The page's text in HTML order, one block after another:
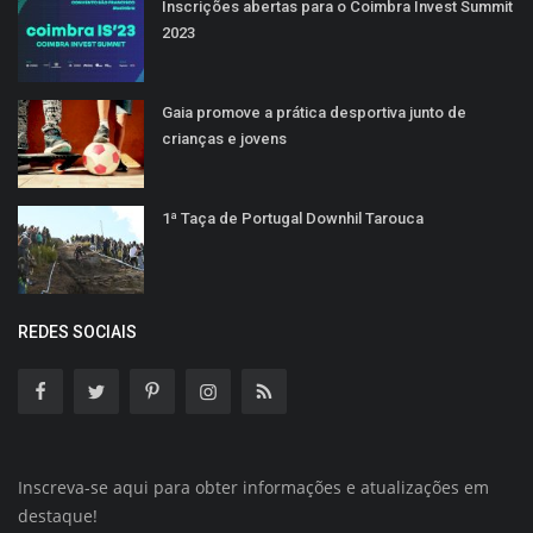
Inscrições abertas para o Coimbra Invest Summit
2023
Gaia promove a prática desportiva junto de
crianças e jovens
1ª Taça de Portugal Downhil Tarouca
REDES SOCIAIS
Inscreva-se aqui para obter informações e atualizações em
destaque!